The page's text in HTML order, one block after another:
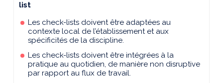
list
Les check-lists doivent être adaptées au
contexte local de l’établissement et aux
spécificités de la discipline.
Les check-lists doivent être intégrées à la
pratique au quotidien, de manière non disruptive
par rapport au flux de travail.